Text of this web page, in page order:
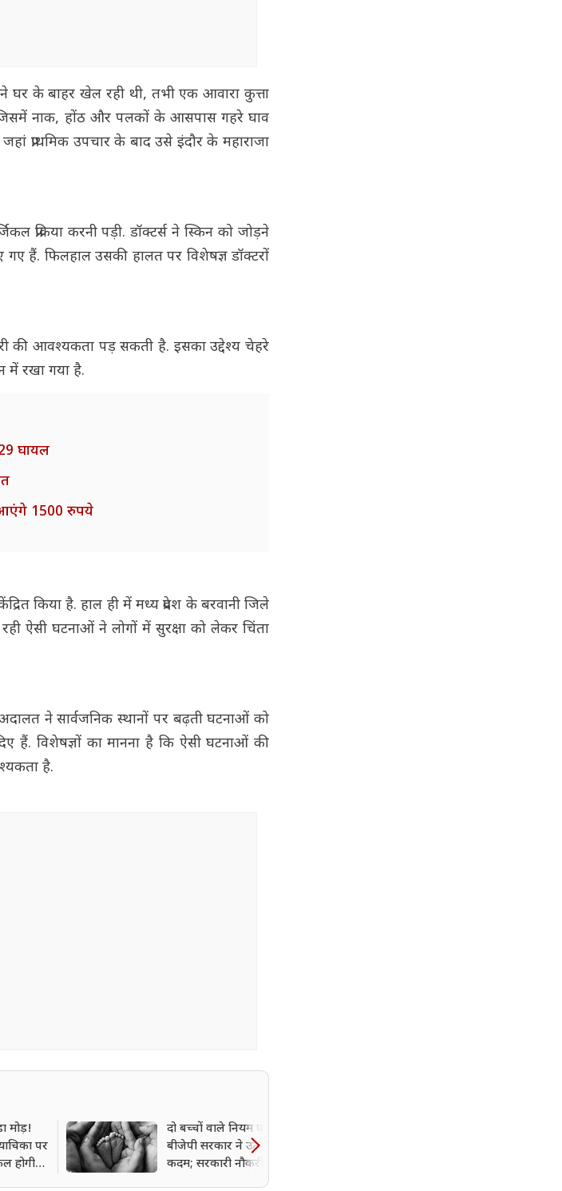
घर के बाहर खेल रही थी, तभी एक आवारा कुत्ता
नाक, होंठ और पलकों के आसपास गहरे घाव
प्राथमिक उपचार के बाद उसे इंदौर के महाराजा
करनी पड़ी. डॉक्टर्स ने स्किन को जोड़ने
हैं. फिलहाल उसकी हालत पर विशेषज्ञ डॉक्टरों
की आवश्यकता पड़ सकती है. इसका उद्देश्य चेहरे
में रखा गया है.
घायल
1500 रुपये
किया है. हाल ही में मध्य प्रदेश के बरवानी जिले
ऐसी घटनाओं ने लोगों में सुरक्षा को लेकर चिंता
ने सार्वजनिक स्थानों पर बढ़ती घटनाओं को
हैं. विशेषज्ञों का मानना है कि ऐसी घटनाओं की
है.
मोड़!
पर
होगी
दो बच्चों वाले नियम पर लगाम,
बीजेपी सरकार ने उठाया बड़ा
कदम; सरकारी नौकरी में नहीं